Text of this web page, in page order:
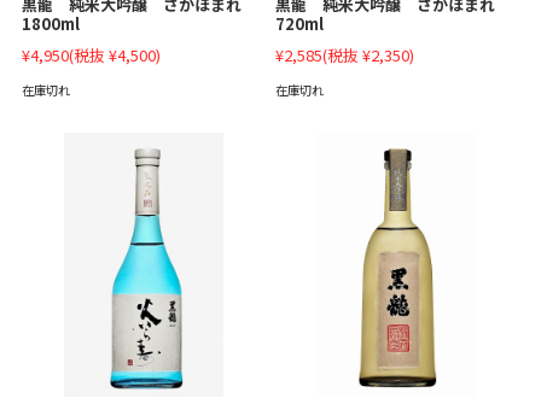
1800ml
¥4,950(税抜 ¥4,500)
在庫切れ
720ml
¥2,585(税抜 ¥2,350)
在庫切れ